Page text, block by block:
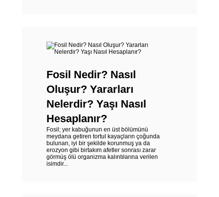
Fosil Nedir? Nasıl
Oluşur? Yararları
Nelerdir? Yaşı Nasıl
Hesaplanır?
Fosil; yer kabuğunun en üst bölümünü
meydana getiren tortul kayaçların çoğunda
bulunan, iyi bir şekilde korunmuş ya da
erozyon gibi birtakım afetler sonrası zarar
görmüş ölü organizma kalıntılarına verilen
isimdir...